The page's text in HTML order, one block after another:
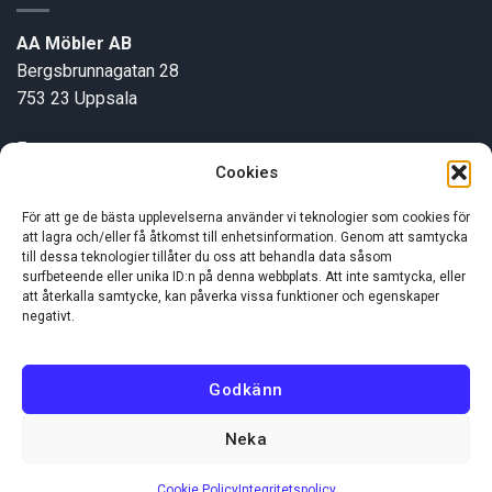
Cookies
För att ge de bästa upplevelserna använder vi teknologier som cookies för
att lagra och/eller få åtkomst till enhetsinformation. Genom att samtycka
till dessa teknologier tillåter du oss att behandla data såsom
surfbeteende eller unika ID:n på denna webbplats. Att inte samtycka, eller
att återkalla samtycke, kan påverka vissa funktioner och egenskaper
negativt.
Godkänn
Neka
AA Möbler AB
Bergsbrunnagatan 28
753 23 Uppsala
E-post:
INFORMATION
Om oss
Visa